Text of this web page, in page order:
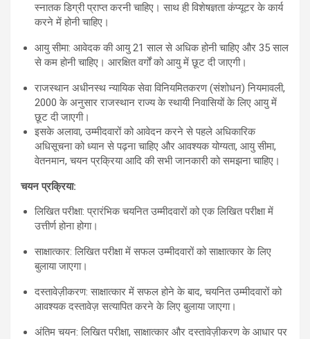
स्नातक डिग्री प्राप्त करनी चाहिए। साथ ही विशेषज्ञता कंप्यूटर के कार्य
करने में होनी चाहिए।
आयु सीमा: आवेदक की आयु 21 साल से अधिक होनी चाहिए और 35 साल
से कम होनी चाहिए। आरक्षित वर्गों को आयु में छूट दी जाएगी।
राजस्थान अधीनस्थ न्यायिक सेवा विनियमितकरण (संशोधन) नियमावली,
2000 के अनुसार राजस्थान राज्य के स्थायी निवासियों के लिए आयु में
छूट दी जाएगी।
इसके अलावा, उम्मीदवारों को आवेदन करने से पहले अधिकारिक
अधिसूचना को ध्यान से पढ़ना चाहिए और आवश्यक योग्यता, आयु सीमा,
वेतनमान, चयन प्रक्रिया आदि की सभी जानकारी को समझना चाहिए।
चयन प्रक्रिया:
लिखित परीक्षा: प्रारंभिक चयनित उम्मीदवारों को एक लिखित परीक्षा में
उत्तीर्ण होना होगा।
साक्षात्कार: लिखित परीक्षा में सफल उम्मीदवारों को साक्षात्कार के लिए
बुलाया जाएगा।
दस्तावेज़ीकरण: साक्षात्कार में सफल होने के बाद, चयनित उम्मीदवारों को
आवश्यक दस्तावेज़ सत्यापित करने के लिए बुलाया जाएगा।
अंतिम चयन: लिखित परीक्षा, साक्षात्कार और दस्तावेज़ीकरण के आधार पर